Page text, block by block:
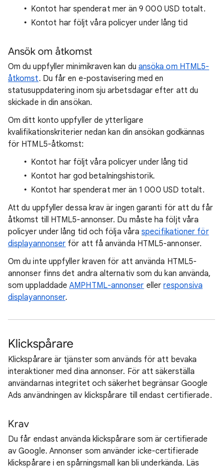
Kontot har spenderat mer än 9 000 USD totalt.
Kontot har följt våra policyer under lång tid
Ansök om åtkomst
Om du uppfyller minimikraven kan du ansöka om HTML5-
åtkomst. Du får en e-postavisering med en
statusuppdatering inom sju arbetsdagar efter att du
skickade in din ansökan.
Om ditt konto uppfyller de ytterligare
kvalifikationskriterier nedan kan din ansökan godkännas
för HTML5-åtkomst:
Kontot har följt våra policyer under lång tid
Kontot har god betalningshistorik.
Kontot har spenderat mer än 1 000 USD totalt.
Att du uppfyller dessa krav är ingen garanti för att du får
åtkomst till HTML5-annonser. Du måste ha följt våra
policyer under lång tid och följa våraspecifikationer för
displayannonser för att få använda HTML5-annonser.
Om du inte uppfyller kraven för att använda HTML5-
annonser finns det andra alternativ som du kan använda,
som uppladdadeAMPHTML-annonser ellerresponsiva
displayannonser.
Klickspårare
Klickspårare är tjänster som används för att bevaka
interaktioner med dina annonser. För att säkerställa
användarnas integritet och säkerhet begränsar Google
Ads användningen av klickspårare till endast certifierade.
Krav
Du får endast använda klickspårare som är certifierade
av Google. Annonser som använder icke-certifierade
klickspårare i en spårningsmall kan bli underkända. Läs